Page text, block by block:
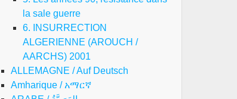
la sale guerre
6. INSURRECTION
ALGERIENNE (AROUCH /
AARCHS) 2001
ALLEMAGNE / Auf Deutsch
Amharique / አማርኛ